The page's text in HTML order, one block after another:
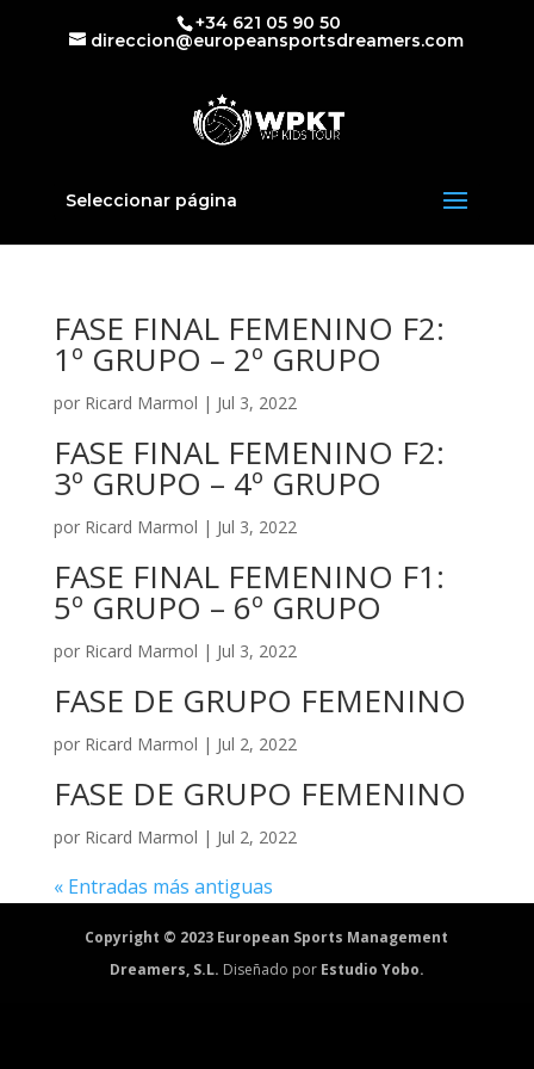
+34 621 05 90 50
direccion@europeansportsdreamers.com
Seleccionar página
FASE FINAL FEMENINO F2:
1º GRUPO – 2º GRUPO
por Ricard Marmol | Jul 3, 2022
FASE FINAL FEMENINO F2:
3º GRUPO – 4º GRUPO
por Ricard Marmol | Jul 3, 2022
FASE FINAL FEMENINO F1:
5º GRUPO – 6º GRUPO
por Ricard Marmol | Jul 3, 2022
FASE DE GRUPO FEMENINO
por Ricard Marmol | Jul 2, 2022
FASE DE GRUPO FEMENINO
por Ricard Marmol | Jul 2, 2022
« Entradas más antiguas
Copyright © 2023 European Sports Management
Dreamers, S.L. Diseñado por Estudio Yobo.